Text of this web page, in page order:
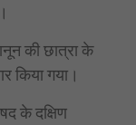
की छात्रा के
किया गया।
के दक्षिण